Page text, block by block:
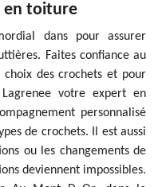
en toiture
dans pour assurer
Faites confiance au
des crochets et pour
votre expert en
personnalisé
de crochets. Il est aussi
ou les changements de
deviennent impossibles.